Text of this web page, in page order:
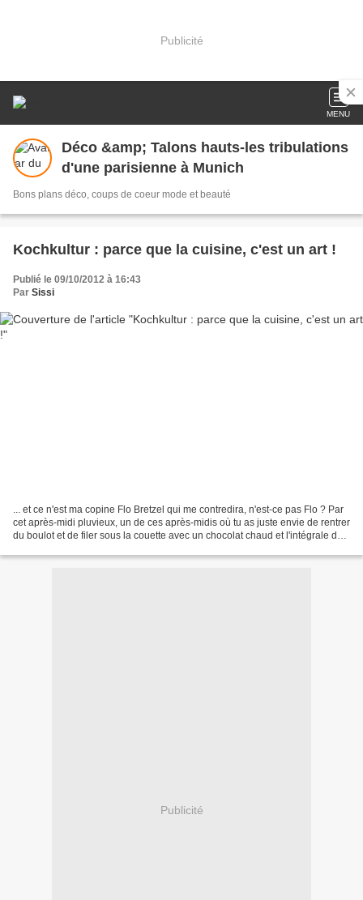
Publicité
MENU
Déco &amp; Talons hauts-les tribulations
d'une parisienne à Munich
Bons plans déco, coups de coeur mode et beauté
Kochkultur : parce que la cuisine, c'est un art !
Publié le 09/10/2012 à 16:43
Par Sissi
... et ce n'est ma copine Flo Bretzel qui me contredira, n'est-ce pas Flo ? Par
cet après-midi pluvieux, un de ces après-midis où tu as juste envie de rentrer
du boulot et de filer sous la couette avec un chocolat chaud et l'intégrale de
Publicité